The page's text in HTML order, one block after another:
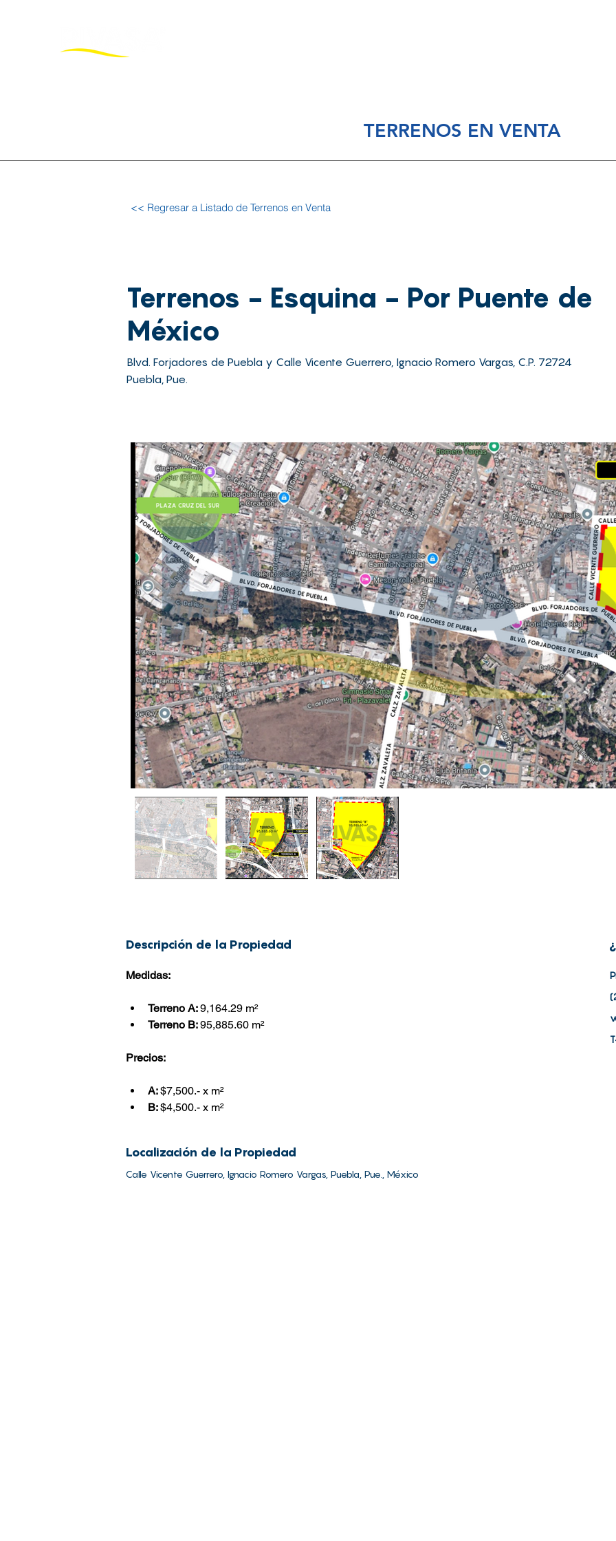
TERRENOS EN VENTA
<< Regresar a Listado de Terrenos en Venta
Terrenos - Esquina - Por Puente de
México
Blvd. Forjadores de Puebla y Calle Vicente Guerrero, Ignacio Romero Vargas, C.P. 72724
Puebla, Pue.
Descripción de la Propiedad
Medidas:
Terreno A: 9,164.29 m²
Terreno B: 95,885.60 m²
Precios:
A: $7,500.- x m²
B: $4,500.- x m²
Localización de la Propiedad
Calle Vicente Guerrero, Ignacio Romero Vargas, Puebla, Pue., México